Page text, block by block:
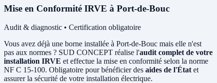
Mise en Conformité IRVE à Port-de-Bouc
Audit & diagnostic • Certification obligatoire
Vous avez déjà une borne installée à Port-de-Bouc mais elle n'est
pas aux normes ? SUD CONCEPT réalise l'audit complet de votre
installation IRVE et effectue la mise en conformité selon la norme
NF C 15-100. Obligatoire pour bénéficier des aides de l'État et
assurer la sécurité de votre installation électrique.